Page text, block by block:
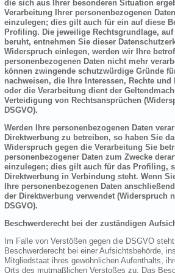
die sich aus Ihrer besonderen Situation
Verarbeitung Ihrer personenbezogenen
einzulegen; dies gilt auch für ein auf diese
Profiling. Die jeweilige Rechtsgrundlage,
beruht, entnehmen Sie dieser
Widerspruch einlegen, werden wir Ihre
personenbezogenen Daten nicht mehr
können zwingende schutzwürdige Gründe
nachweisen, die Ihre Interessen, Rechte und
oder die Verarbeitung dient der
Verteidigung von Rechtsansprüchen
DSGVO).
Werden Ihre personenbezogenen Daten
Direktwerbung zu betreiben, so haben Sie
Widerspruch gegen die Verarbeitung Sie
personenbezogener Daten zum Zwecke
einzulegen; dies gilt auch für das Profiling,
Direktwerbung in Verbindung steht. Wenn
Ihre personenbezogenen Daten
der Direktwerbung verwendet (Widerspruch
DSGVO).
Beschwerderecht bei der zuständigen
Im Falle von Verstößen gegen die DSGVO
Beschwerderecht bei einer Aufsichtsbehörde,
Mitgliedstaat ihres gewöhnlichen Aufenthalts,
Orts des mutmaßlichen Verstoßes zu. Das